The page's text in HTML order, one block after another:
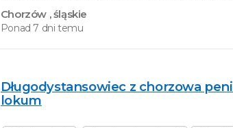
Chorzów , śląskie
Ponad 7 dni temu
Długodystansowiec z chorzowa
lokum